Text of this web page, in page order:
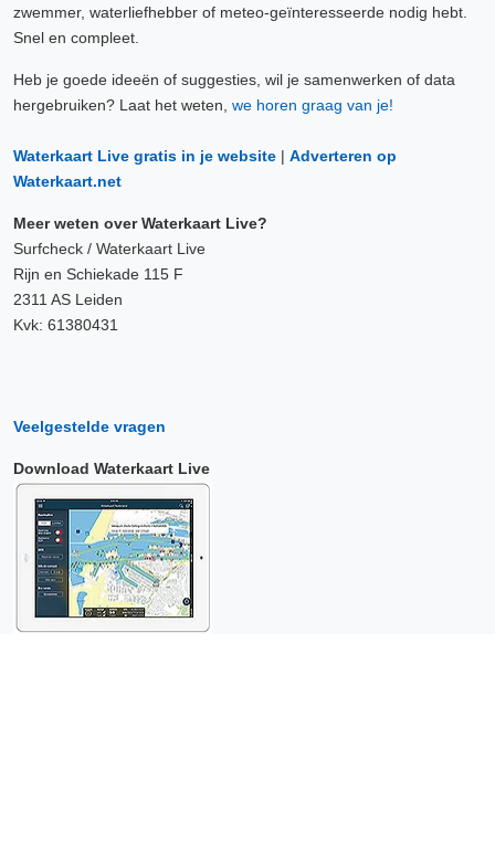
zwemmer, waterliefhebber of meteo-geïnteresseerde nodig hebt.
Snel en compleet.
Heb je goede ideeën of suggesties, wil je samenwerken of data
hergebruiken? Laat het weten, we horen graag van je!
Waterkaart Live gratis in je website | Adverteren op
Waterkaart.net
Meer weten over Waterkaart Live?
Surfcheck / Waterkaart Live
Rijn en Schiekade 115 F
2311 AS Leiden
Kvk: 61380431
Veelgestelde vragen
Download Waterkaart Live